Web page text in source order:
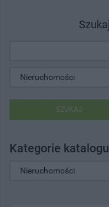
SZUKAJ
Kategorie katalogu